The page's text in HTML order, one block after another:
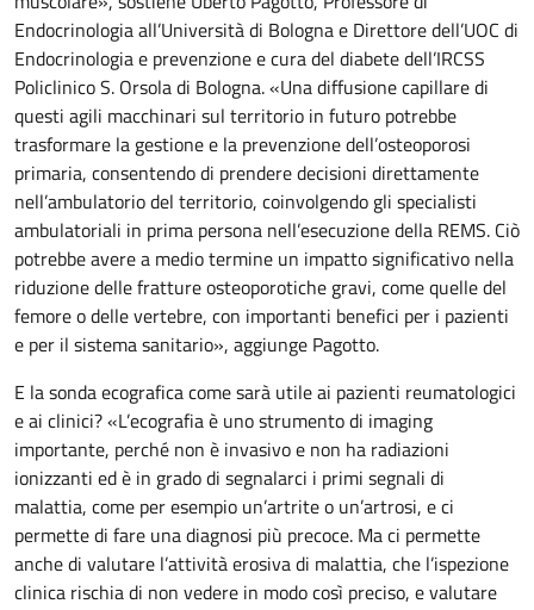
Endocrinologia all’Università di Bologna e Direttore dell’UOC di
Endocrinologia e prevenzione e cura del diabete dell’IRCSS
Policlinico S. Orsola di Bologna. «Una diffusione capillare di
questi agili macchinari sul territorio in futuro potrebbe
trasformare la gestione e la prevenzione dell’osteoporosi
primaria, consentendo di prendere decisioni direttamente
nell’ambulatorio del territorio, coinvolgendo gli specialisti
ambulatoriali in prima persona nell’esecuzione della REMS. Ciò
potrebbe avere a medio termine un impatto significativo nella
riduzione delle fratture osteoporotiche gravi, come quelle del
femore o delle vertebre, con importanti benefici per i pazienti
e per il sistema sanitario», aggiunge Pagotto.
E la sonda ecografica come sarà utile ai pazienti reumatologici
e ai clinici? «L’ecografia è uno strumento di imaging
importante, perché non è invasivo e non ha radiazioni
ionizzanti ed è in grado di segnalarci i primi segnali di
malattia, come per esempio un’artrite o un’artrosi, e ci
permette di fare una diagnosi più precoce. Ma ci permette
anche di valutare l’attività erosiva di malattia, che l’ispezione
clinica rischia di non vedere in modo così preciso, e valutare